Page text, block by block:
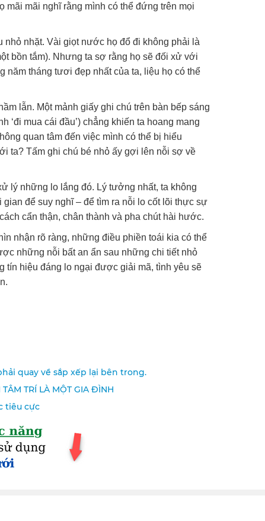
mãi mãi nghĩ rằng mình có thể đứng trên mọi
nhặt. Vài giọt nước họ đổ đi không phải là
bồn tắm). Nhưng ta sợ rằng họ sẽ đối xử với
tháng tươi đẹp nhất của ta, liệu họ có thể
lẫn. Một mảnh giấy ghi chú trên bàn bếp sáng
‘đi mua cái đầu’) chẳng khiến ta hoang mang
quan tâm đến việc mình có thể bị hiểu
ta? Tấm ghi chú bé nhỏ ấy gợi lên nỗi sợ về
lý những lo lắng đó. Lý tưởng nhất, ta không
để suy nghĩ – để tìm ra nỗi lo cốt lõi thực sự
cẩn thận, chân thành và pha chút hài hước.
nhận rõ ràng, những điều phiền toái kia có thể
những nỗi bất an ẩn sau những chi tiết nhỏ
hiệu đáng lo ngại được giải mã, tình yêu sẽ
quay về sắp xếp lại bên trong.
TRÍ LÀ MỘT GIA ĐÌNH
tiêu cực